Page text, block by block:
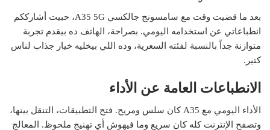
بعد ما قضيت وقت مع سامسونج جالكسي A35 5G، حبيت أشارككم
انطباعاتي عن استخدامه اليومي. بصراحة، الهاتف ده بيقدم تجربة
متوازنة جداً بالنسبة لفئته السعرية، وده اللي بيخليه خيار جذاب لناس
كتير.
الانطباعات العامة عن الأداء
الأداء اليومي مع A35 كان سلس ومريح. فتح التطبيقات، التنقل بينها،
وتصفح الإنترنت كله كان سريع وما فيهوش أي تهنيج ملحوظ. المعالج